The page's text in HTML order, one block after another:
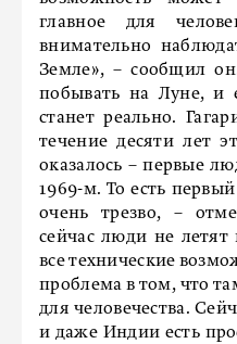
главное для
внимательно
Земле», – сообщил
побывать на Луне, и
станет реально.
течение десяти лет
оказалось – первые
1969-м. То есть
очень трезво, –
сейчас люди не
все технические
проблема в том, что
для человечества.
и даже Индии есть